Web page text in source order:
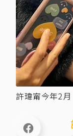
許瑋甯今年2